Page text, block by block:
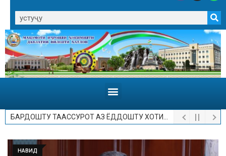
БАРДОШТУ ТААССУРОТ АЗ ЁДДОШТУ ХОТИРОТ.
НАВИД